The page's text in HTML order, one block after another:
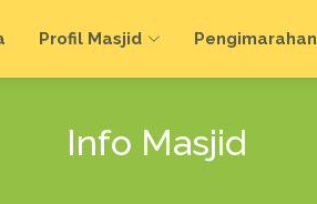
Profil Masjid Pengimarahan
Info Masjid